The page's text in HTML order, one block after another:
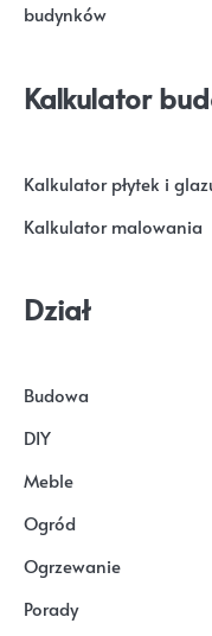
budynków
Kalkulator
Kalkulator płytek i
Kalkulator malowania
Dział
Budowa
DIY
Meble
Ogród
Ogrzewanie
Porady